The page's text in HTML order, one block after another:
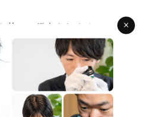
って鑑定をします。
分布)